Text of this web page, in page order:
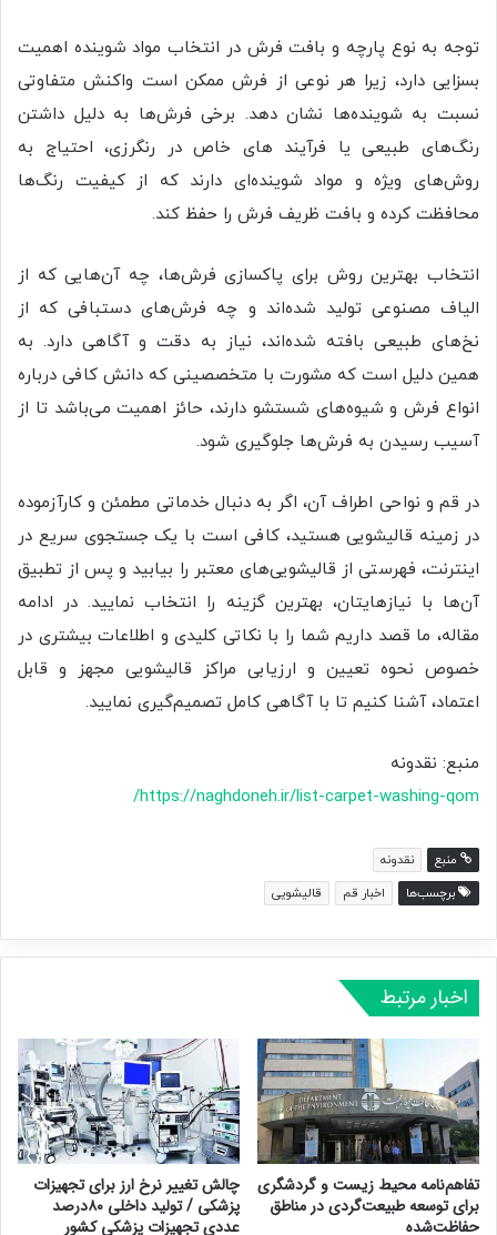
توجه به نوع پارچه و بافت فرش در انتخاب مواد شوینده اهمیت
بسزایی دارد، زیرا هر نوعی از فرش ممکن است واکنش متفاوتی
نسبت به شوینده‌ها نشان دهد. برخی فرش‌ها به دلیل داشتن
رنگ‌های طبیعی یا فرآیند های خاص در رنگرزی، احتیاج به
روش‌های ویژه و مواد شوینده‌ای دارند که از کیفیت رنگ‌ها
محافظت کرده و بافت ظریف فرش را حفظ کند.
انتخاب بهترین روش برای پاکسازی فرش‌ها، چه آن‌هایی که از
الیاف مصنوعی تولید شده‌اند و چه فرش‌های دستبافی که از
نخ‌های طبیعی بافته شده‌اند، نیاز به دقت و آگاهی دارد. به
همین دلیل است که مشورت با متخصصینی که دانش کافی درباره
انواع فرش و شیوه‌های شستشو دارند، حائز اهمیت می‌باشد تا از
آسیب رسیدن به فرش‌ها جلوگیری شود.
در قم و نواحی اطراف آن، اگر به دنبال خدماتی مطمئن و کارآزموده
در زمینه قالیشویی هستید، کافی است با یک جستجوی سریع در
اینترنت، فهرستی از قالیشویی‌های معتبر را بیابید و پس از تطبیق
آن‌ها با نیازهایتان، بهترین گزینه را انتخاب نمایید. در ادامه
مقاله، ما قصد داریم شما را با نکاتی کلیدی و اطلاعات بیشتری در
خصوص نحوه تعیین و ارزیابی مراکز قالیشویی مجهز و قابل
اعتماد، آشنا کنیم تا با آگاهی کامل تصمیم‌گیری نمایید.
منبع: نقدونه
https://naghdoneh.ir/list-carpet-washing-qom/
منبع
نقدونه
برچسب‌ها
اخبار قم قالیشویی
اخبار مرتبط
تفاهم‌نامه محیط زیست و گردشگری
برای توسعه طبیعت‌گردی در مناطق
حفاظت‌شده
چالش تغییر نرخ ارز برای تجهیزات
پزشکی / تولید داخلی ۸۰درصد
عددی تجهیزات پزشکی کشور